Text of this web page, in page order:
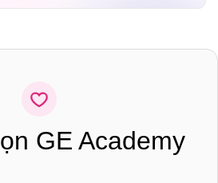
GE Academy